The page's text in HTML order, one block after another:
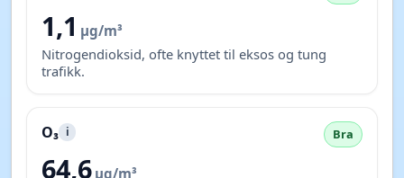
1,1 µg/m³
Nitrogendioksid, ofte knyttet til eksos og tung
trafikk.
O₃ i Bra
64,6 µg/m³